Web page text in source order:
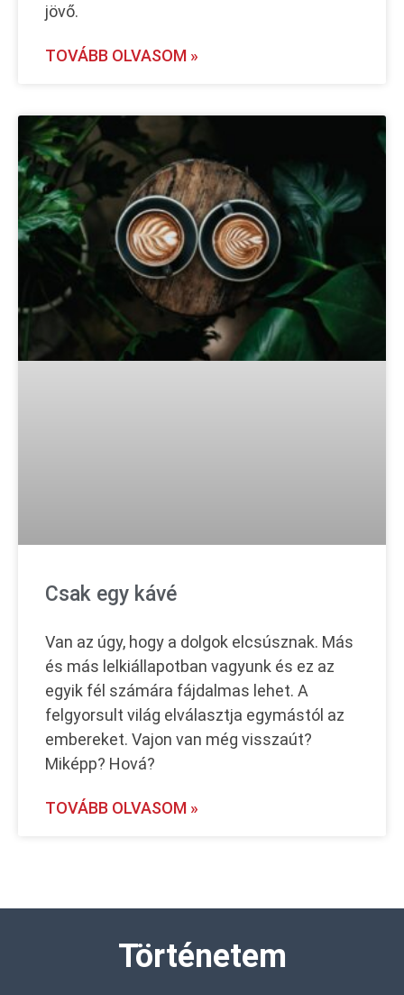
jövő.
TOVÁBB OLVASOM »
Csak egy kávé
Van az úgy, hogy a dolgok elcsúsznak. Más
és más lelkiállapotban vagyunk és ez az
egyik fél számára fájdalmas lehet. A
felgyorsult világ elválasztja egymástól az
embereket. Vajon van még visszaút?
Miképp? Hová?
TOVÁBB OLVASOM »
Történetem